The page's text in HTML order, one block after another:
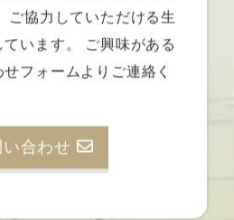
ご協力していただける生
います。
ご興味がある
フォームよりご連絡く
い合わせ